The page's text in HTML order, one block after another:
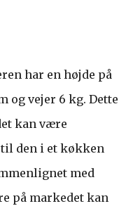
har en højde på
og vejer 6 kg. Dette
kan være
den i et køkken
med
på markedet kan